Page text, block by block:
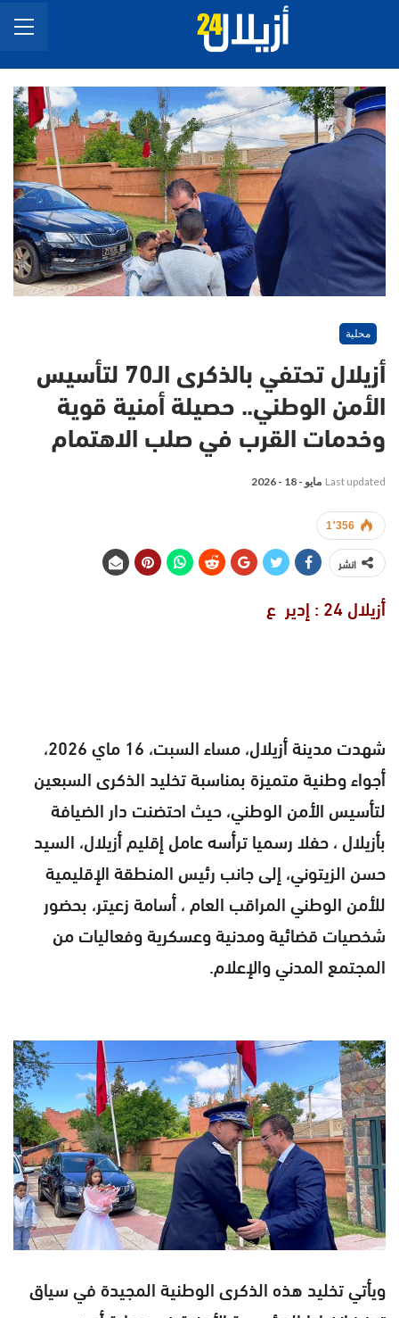
محلية
أزيلال تحتفي بالذكرى الـ70 لتأسيس
الأمن الوطني.. حصيلة أمنية قوية
وخدمات القرب في صلب الاهتمام
Last updated مايو - 18 - 2026
1٬356
انشر
أزيلال 24 : إدير ع
شهدت مدينة أزيلال، مساء السبت، 16 ماي 2026،
أجواء وطنية متميزة بمناسبة تخليد الذكرى السبعين
لتأسيس الأمن الوطني، حيث احتضنت دار الضيافة
بأزيلال ، حفلا رسميا ترأسه عامل إقليم أزيلال، السيد
حسن الزيتوني، إلى جانب رئيس المنطقة الإقليمية
للأمن الوطني المراقب العام ، أسامة زعيتر، بحضور
شخصيات قضائية ومدنية وعسكرية وفعاليات من
المجتمع المدني والإعلام.
ويأتي تخليد هذه الذكرى الوطنية المجيدة في سياق